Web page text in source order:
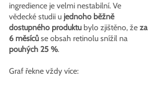
ingredience je velmi nestabilní. Ve
vědecké studii u jednoho běžně
dostupného produktu bylo zjištěno, že za
6 měsíců se obsah retinolu snížil na
pouhých 25 %.
Graf řekne vždy více: